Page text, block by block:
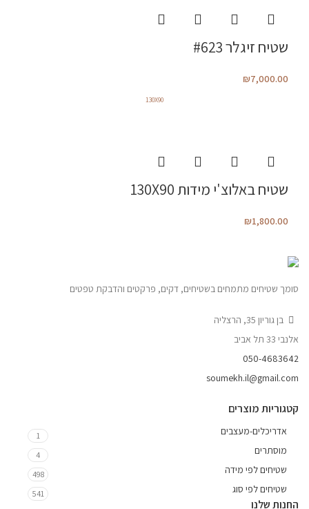
שטיח זיגלר #623
₪7,000.00
130X90
שטיח באלוצ'י מידות 130X90
₪1,800.00
סומך שטיחים מתמחים בשטיחים, דקים, פרקטים והדבקת טפטים
בן גוריון 35, הרצליה
אלנבי 33 תל אביב
050-4683642
soumekh.il@gmail.com
קטגוריות מוצרים
אדריכלים-מעצבים 1
מוסתרים 4
שטיחים לפי מידה 498
שטיחים לפי סוג 541
החנות שלנו